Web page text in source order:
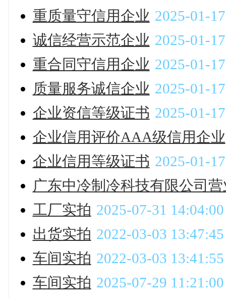
重质量守信用企业 2025-01-
诚信经营示范企业 2025-01-
重合同守信用企业 2025-01-
质量服务诚信企业 2025-01-
企业资信等级证书 2025-01-
企业信用评价AAA级信用企业
企业信用等级证书 2025-01-
广东中冷制冷科技有限公司
工厂实拍 2025-07-31 14:04:00
出货实拍 2022-03-03 13:47:45
车间实拍 2022-03-03 13:41:55
车间实拍 2025-07-29 11:21:00